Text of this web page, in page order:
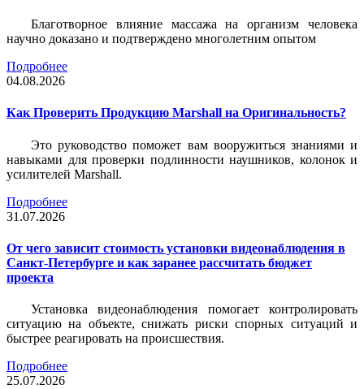
Благотворное влияние массажа на организм человека
научно доказано и подтверждено многолетним опытом
Подробнее
04.08.2026
Как Проверить Продукцию Marshall на Оригинальность?
Это руководство поможет вам вооружиться знаниями и
навыками для проверки подлинности наушников, колонок и
усилителей Marshall.
Подробнее
31.07.2026
От чего зависит стоимость установки видеонаблюдения в
Санкт-Петербурге и как заранее рассчитать бюджет
проекта
Установка видеонаблюдения помогает контролировать
ситуацию на объекте, снижать риски спорных ситуаций и
быстрее реагировать на происшествия.
Подробнее
25.07.2026